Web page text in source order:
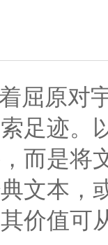
屈原对
足迹。
而是将
文本，
价值可